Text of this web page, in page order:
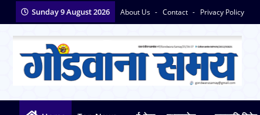
Sunday 9 August 2026 About Us Contact Privacy Policy